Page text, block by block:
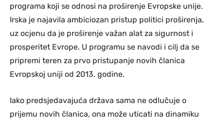
programa koji se odnosi na proširenje Evropske unije.
Irska je najavila ambiciozan pristup politici proširenja,
uz ocjenu da je proširenje važan alat za sigurnost i
prosperitet Evrope. U programu se navodi i cilj da se
pripremi teren za prvo pristupanje novih članica
Evropskoj uniji od 2013. godine.
Iako predsjedavajuća država sama ne odlučuje o
prijemu novih članica, ona može uticati na dinamiku